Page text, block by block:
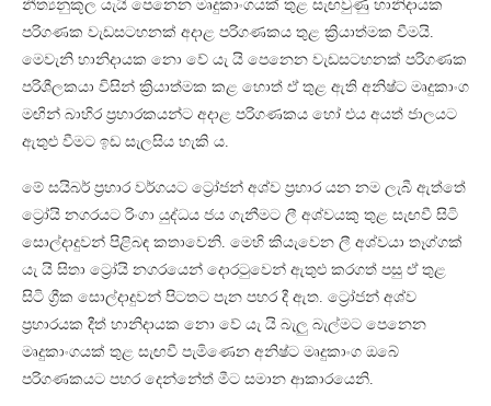
නීත්‍යනුකූල යැයි පෙනෙන මෘදුකාංගයක් තුළ සැඟවුණු හානිදායක
පරිගණක වැඩසටහනක් අදාළ පරිගණකය තුළ ක්‍රියාත්මක වීමයි.
මෙවැනි හානිදායක නො වේ යැ යි පෙනෙන වැඩසටහනක් පරිගණක
පරිශීලකයා විසින් ක්‍රියාත්මක කළ හොත් ඒ තුළ ඇති අනිෂ්ට මෘදුකාංග
මඟින් බාහිර ප්‍රහාරකයන්ට අදාළ පරිගණකය හෝ එය අයත් ජාලයට
ඇතුළු වීමට ඉඩ සැලසිය හැකි ය.
මේ සයිබර් ප්‍රහාර වර්ගයට ට්‍රෝජන් අශ්ව ප්‍රහාර යන නම ලැබී ඇත්තේ
ට්‍රෝයි නගරයට රිංගා යුද්ධය ජය ගැනීමට ලී අශ්වයකු තුළ සැඟවී සිටි
සොල්දාදුවන් පිළිබඳ කතාවෙනි. මෙහි කියැවෙන ලී අශ්වයා තෑග්ගක්
යැ යි සිතා ට්‍රෝයි නගරයෙන් දොරටුවෙන් ඇතුළු කරගත් පසු ඒ තුළ
සිටි ග්‍රීක සොල්දාදුවන් පිටතට පැන පහර දී ඇත. ට්‍රෝජන් අශ්ව
ප්‍රහාරයක දීත් හානිදායක නො වේ යැ යි බැලු බැල්මට පෙනෙන
මෘදුකාංගයක් තුළ සැඟවී පැමිණෙන අනිෂ්ට මෘදුකාංග ඔබේ
පරිගණකයට පහර දෙන්නේත් මීට සමාන ආකාරයෙනි.